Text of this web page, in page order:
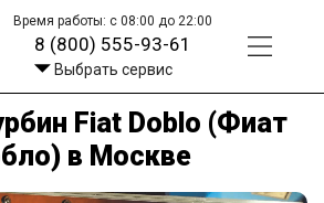
Время работы: с 08:00 до 22:00
8 (800) 555-93-61
Выбрать сервис
Fiat Doblo (Фиат
в Москве